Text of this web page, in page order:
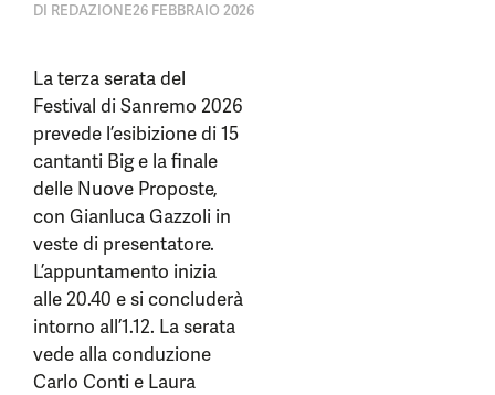
DI REDAZIONE26 FEBBRAIO 2026
La terza serata del
Festival di Sanremo 2026
prevede l’esibizione di 15
cantanti Big e la finale
delle Nuove Proposte,
con Gianluca Gazzoli in
veste di presentatore.
L’appuntamento inizia
alle 20.40 e si concluderà
intorno all’1.12. La serata
vede alla conduzione
Carlo Conti e Laura